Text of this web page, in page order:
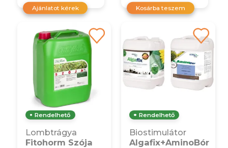
Ajánlatot kérek Kosárba teszem
Rendelhető
Lombtrágya
Fitohorm Szója
Rendelhető
Biostimulátor
Algafix+AminoBór